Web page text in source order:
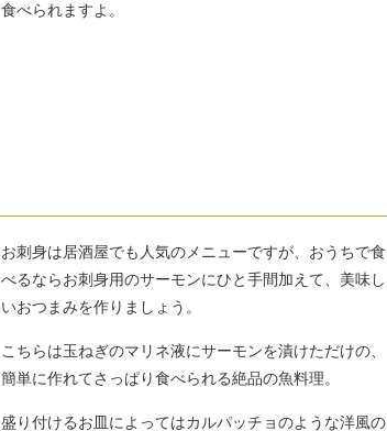
食べられますよ。
お刺身は居酒屋でも人気のメニューですが、おうちで食
べるならお刺身用のサーモンにひと手間加えて、美味し
いおつまみを作りましょう。
こちらは玉ねぎのマリネ液にサーモンを漬けただけの、
簡単に作れてさっぱり食べられる絶品の魚料理。
盛り付けるお皿によってはカルパッチョのような洋風の